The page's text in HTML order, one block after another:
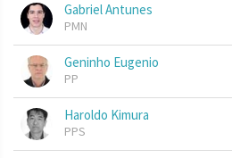
Gabriel Antunes
PMN
Geninho Eugenio
PP
Haroldo Kimura
PPS